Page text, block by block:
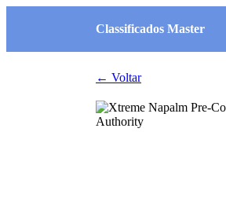
Classificados Master
← Voltar